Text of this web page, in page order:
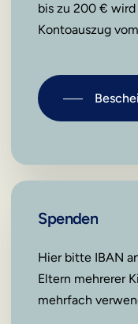
bis zu 200 €
Kontoauszug
Spenden
Hier bitte IBAN
Eltern mehrerer
mehrfach